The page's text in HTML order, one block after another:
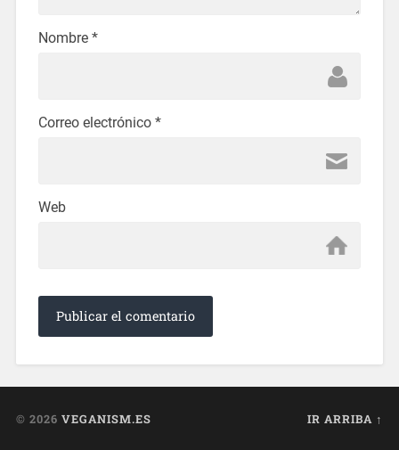
Nombre *
Correo electrónico *
Web
© 2026 VEGANISM.ES IR ARRIBA ↑